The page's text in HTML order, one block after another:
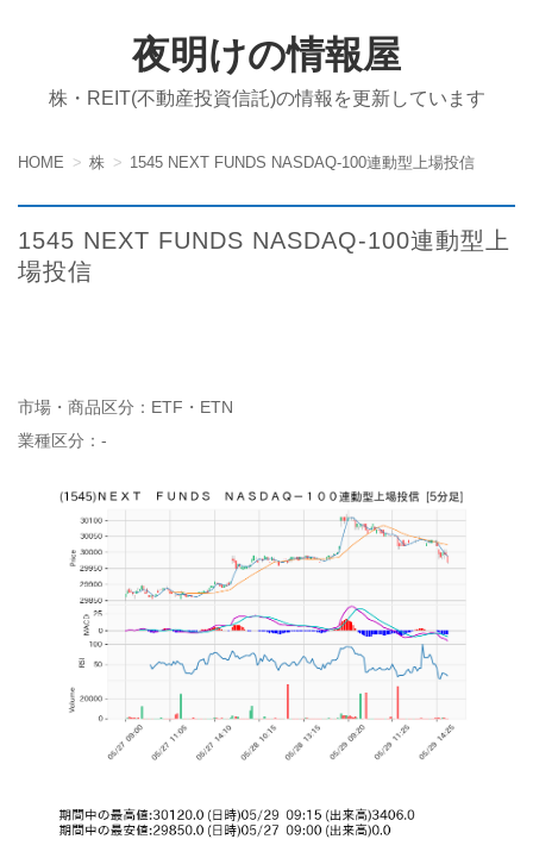
夜明けの情報屋
株・REIT(不動産投資信託)の情報を更新しています
HOME 株 1545 NEXT FUNDS NASDAQ-100連動型上場投信
1545 NEXT FUNDS NASDAQ-100連動型上
場投信
市場・商品区分：ETF・ETN
業種区分：-